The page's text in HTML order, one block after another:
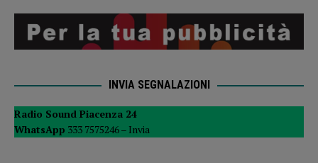
INVIA SEGNALAZIONI
Radio Sound Piacenza 24
WhatsApp 333 7575246 – Invia